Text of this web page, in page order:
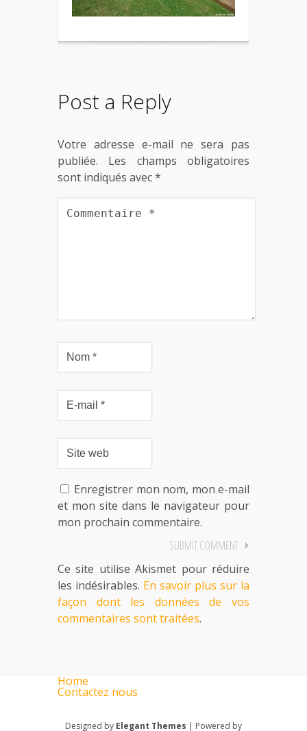
Post a Reply
Votre adresse e-mail ne sera pas
publiée.
Les champs obligatoires
sont indiqués avec*
Enregistrer mon nom, mon e-mail
et mon site dans le navigateur pour
mon prochain commentaire.
Ce site utilise Akismet pour réduire
les indésirables. En savoir plus sur la
façon dont les données de vos
commentaires sont traitées.
Home
Contactez nous
Designed by Elegant Themes | Powered by